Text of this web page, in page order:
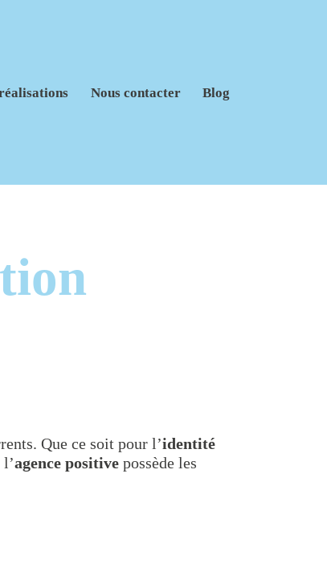
Nous contacter Blog
Que ce soit pour l’identité
agence positivepossède les